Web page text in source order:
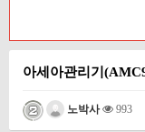
아세아관리기
노박사 993